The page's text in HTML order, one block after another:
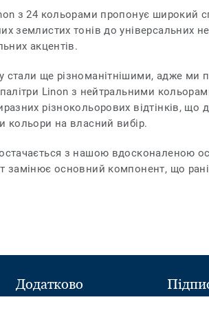
з 24 кольорами пропонує широкий
землистих тонів до універсальних
акцентів.
стали ще різноманітнішими, адже ми
Linon з нейтральними
різнокольорових відтінків, що
кольори на власний вибір.
з нашою вдосконаленою
замінює основний компонент, що
Додатково